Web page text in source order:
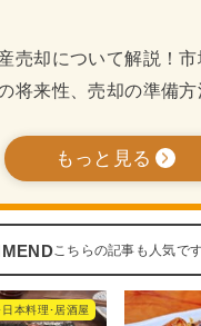
売却について解説！
将来性、売却の準備
もっと見る
日本料理･居酒屋